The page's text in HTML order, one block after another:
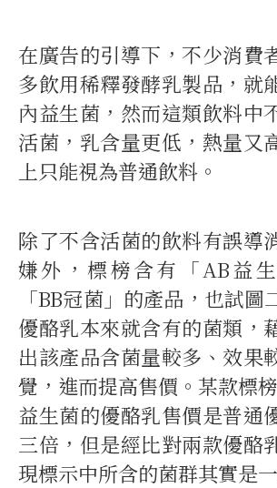
在廣告的引導下，不少消費
多飲用稀釋發酵乳製品，就
內益生菌，然而這類飲料中
活菌，乳含量更低，熱量又
上只能視為普通飲料。
除了不含活菌的飲料有誤導
嫌外，標榜含有「AB益生
「BB冠菌」的產品，也試圖
優酪乳本來就含有的菌類，
出該產品含菌量較多、效果
覺，進而提高售價。某款標
益生菌的優酪乳售價是普通
三倍，但是經比對兩款優酪
現標示中所含的菌群其實是一